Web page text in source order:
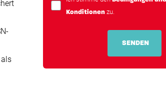
Konditionen zu.
SENDEN